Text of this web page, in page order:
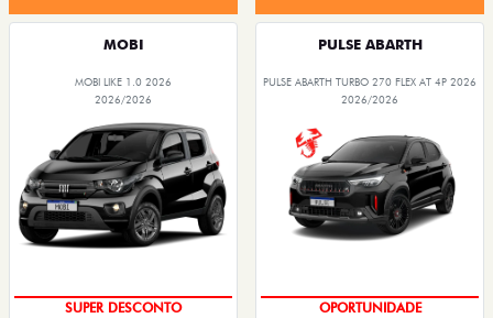
MOBI
MOBI LIKE 1.0 2026
2026/2026
TAXA ZERO
PULSE ABARTH
PULSE ABARTH TURBO 270 FLEX AT 4P 2026
2026/2026
TAXA ZERO